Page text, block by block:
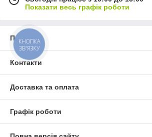
Показати весь графік роботи
Про нас
Контакти
Доставка та оплата
Графік роботи
КНОПКА
ЗВ'ЯЗКУ